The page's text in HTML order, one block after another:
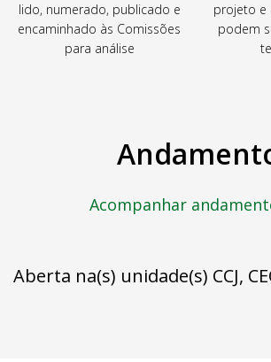
lido, numerado, publicado e
encaminhado às Comissões
para análise
projeto e
podem
Acompanhar
Aberta na(s) unidade(s) CCJ,